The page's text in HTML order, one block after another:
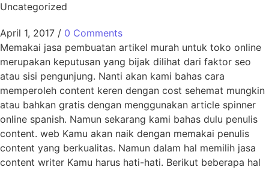
Uncategorized
April 1, 2017 / 0 Comments
Memakai jasa pembuatan artikel murah untuk toko online
merupakan keputusan yang bijak dilihat dari faktor seo
atau sisi pengunjung. Nanti akan kami bahas cara
memperoleh content keren dengan cost sehemat mungkin
atau bahkan gratis dengan menggunakan article spinner
online spanish. Namun sekarang kami bahas dulu penulis
content. web Kamu akan naik dengan memakai penulis
content yang berkualitas. Namun dalam hal memilih jasa
content writer Kamu harus hati-hati. Berikut beberapa hal